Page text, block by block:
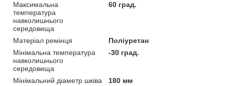
Максимальна
температура
навколишнього
середовища
60 град.
Матеріал ремінця
Поліуретан
Мінімальна температура
навколишнього
середовища
-30 град.
Мінімальний діаметр шківа
180 мм